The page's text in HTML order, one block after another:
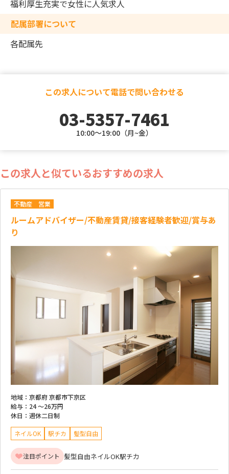
福利厚生充実で女性に人気求人
配属部署について
各配属先
この求人について電話で問い合わせる
03-5357-7461
10:00～19:00（月~金）
この求人と似ているおすすめの求人
不動産 営業
ルームアドバイザー/不動産賃貸/接客経験者歓迎/賞与あ
り
地域： 京都府 京都市下京区
給与： 24 ～26万円
休日： 週休二日制
ネイルOK 駅チカ 髪型自由
注目ポイント 髪型自由ネイルOK駅チカ